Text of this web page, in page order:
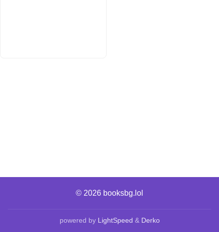
© 2026 booksbg.lol
powered by LightSpeed & Derko